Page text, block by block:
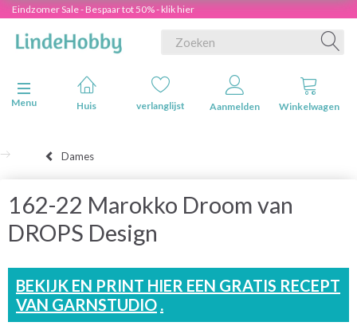
Eindzomer Sale - Bespaar tot 50% - klik hier
Navigatie in-/uitschakelen
Menu
Huis verlanglijst Aanmelden Winkelwagen
Dames
162-22 Marokko Droom van
DROPS Design
BEKIJK EN PRINT HIER EEN GRATIS RECEPT
VAN GARNSTUDIO .